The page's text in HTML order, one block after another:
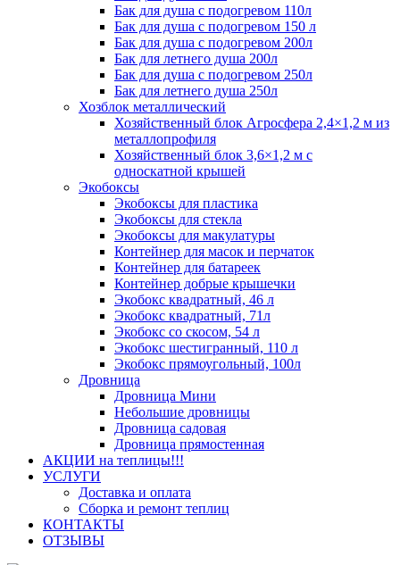
Бак для душа с подогревом 110л
Бак для душа с подогревом 150 л
Бак для душа с подогревом 200л
Бак для летнего душа 200л
Бак для душа с подогревом 250л
Бак для летнего душа 250л
Хозблок металлический
Хозяйственный блок Агросфера 2,4×1,2 м из
металлопрофиля
Хозяйственный блок 3,6×1,2 м с
односкатной крышей
Экобоксы
Экобоксы для пластика
Экобоксы для стекла
Экобоксы для макулатуры
Контейнер для масок и перчаток
Контейнер для батареек
Контейнер добрые крышечки
Экобокс квадратный, 46 л
Экобокс квадратный, 71л
Экобокс со скосом, 54 л
Экобокс шестигранный, 110 л
Экобокс прямоугольный, 100л
Дровница
Дровница Мини
Небольшие дровницы
Дровница садовая
Дровница прямостенная
АКЦИИ на теплицы!!!
УСЛУГИ
Доставка и оплата
Сборка и ремонт теплиц
КОНТАКТЫ
ОТЗЫВЫ